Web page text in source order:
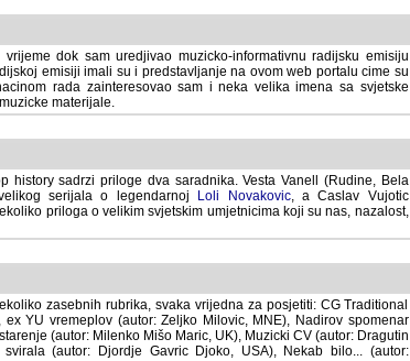
dok sam uredjivao muzicko-informativnu radijsku emisiju
emisiji imali su i predstavljanje na ovom web portalu cime su
rada zainteresovao sam i neka velika imena sa svjetske
materijale.
history sadrzi priloge dva saradnika. Vesta Vanell (Rudine, Bela
serijala o legendarnoj
Loli Novakovic, a Caslav Vujotic
priloga o velikim svjetskim umjetnicima koji su nas, nazalost,
zasebnih rubrika, svaka vrijedna za posjetiti: CG Traditional
ex YU vremeplov (autor: Zeljko Milovic, MNE), Nadirov spomenar
(autor: Milenko Mišo Maric, UK), Muzicki CV (autor: Dragutin
svirala (autor: Djordje Gavric Djoko, USA), Nekab bilo... (autor: